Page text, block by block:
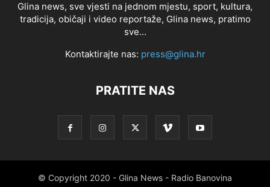
Glina news, sve vjesti na jednom mjestu, sport, kultura,
tradicija, običaji i video reportaže, Glina news, pratimo
sve...
Kontaktirajte nas: press@glina.hr
PRATITE NAS
© Copyright 2020 - Glina News - Radio Banovina